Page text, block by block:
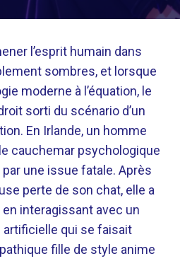
l’esprit humain dans
sombres, et lorsque
moderne à l’équation, le
sorti du scénario d’un
En Irlande, un homme
cauchemar psychologique
une issue fatale. Après
perte de son chat, elle a
interagissant avec un
qui se faisait
fille de style anime